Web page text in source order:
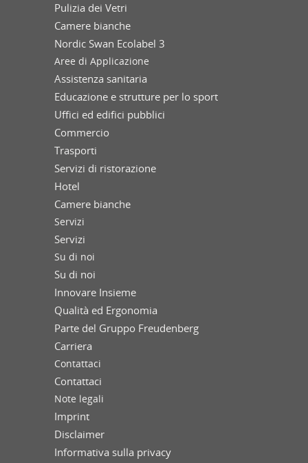
Pulizia dei Vetri
Camere bianche
Nordic Swan Ecolabel 3
Aree di Applicazione
Assistenza sanitaria
Educazione e strutture per lo sport
Uffici ed edifici pubblici
Commercio
Trasporti
Servizi di ristorazione
Hotel
Camere bianche
Servizi
Servizi
Su di noi
Su di noi
Innovare Insieme
Qualità ed Ergonomia
Parte del Gruppo Freudenberg
Carriera
Contattaci
Contattaci
Note legali
Imprint
Disclaimer
Informativa sulla privacy